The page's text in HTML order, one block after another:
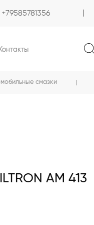
+79585781356
смазки
AM 413